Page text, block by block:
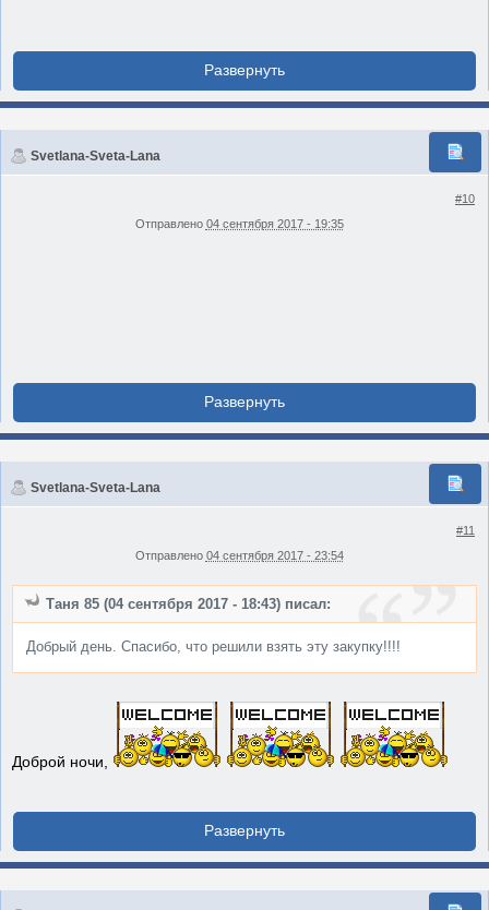
Svetlana-Sveta-Lana
#10
Отправлено 04 сентября 2017 - 19:35
Svetlana-Sveta-Lana
#11
Отправлено 04 сентября 2017 - 23:54
Таня 85 (04 сентября 2017 - 18:43) писал:
Добрый день. Спасибо, что решили взять эту закупку!!!!
Доброй ночи,